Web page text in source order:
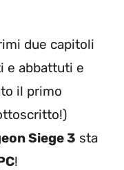
due capitoli
e abbattuti e
il primo
Siege 3 sta
!